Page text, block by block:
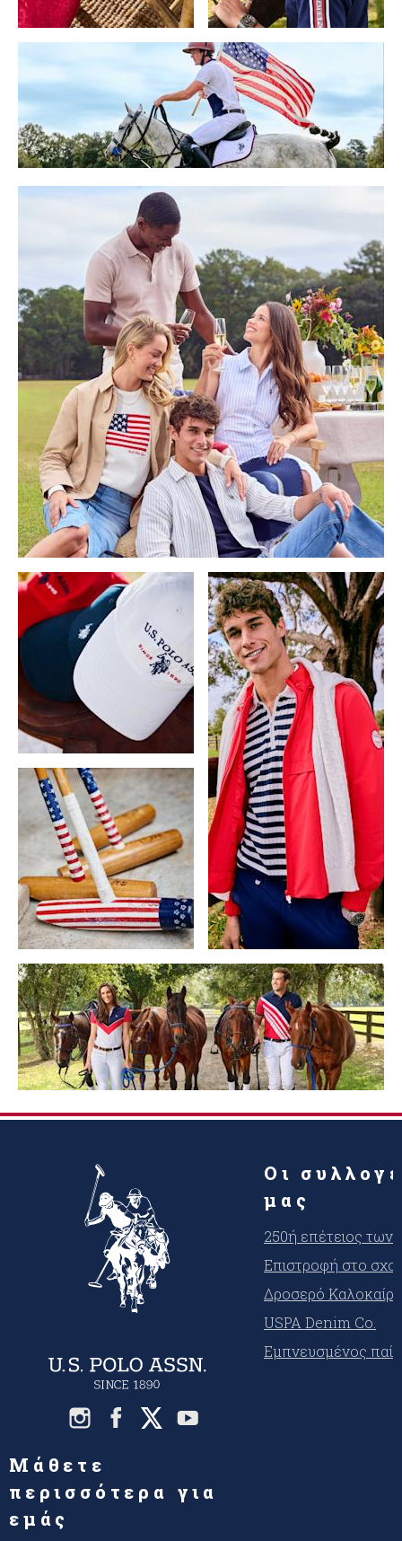
Οι
μας
250ή επέτειος
Επιστροφή στο
Δροσερό Καλοκαίρι
USPA Denim Co.
Εμπνευσμένος
Μάθετε
περισσότερα για
εμάς